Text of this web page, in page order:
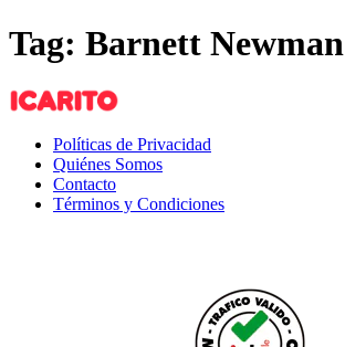
Tag: Barnett Newman
Políticas de Privacidad
Quiénes Somos
Contacto
Términos y Condiciones